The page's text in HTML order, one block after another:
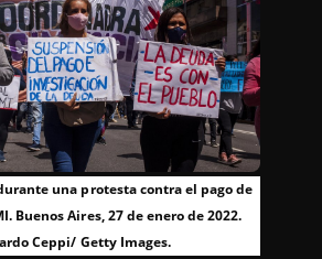
una protesta contra el pago de
Buenos Aires, 27 de enero de 2022.
Ceppi/ Getty Images.